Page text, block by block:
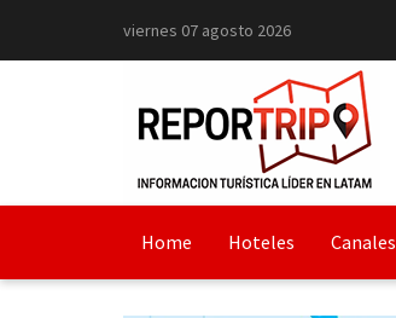
viernes 07 agosto 2026
Home Hoteles Canales